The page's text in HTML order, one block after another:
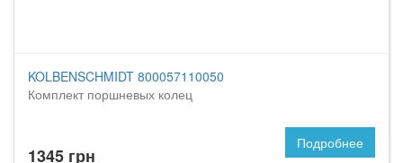
KOLBENSCHMIDT 800057110050
Комплект поршневых колец
1345 грн
Подробнее